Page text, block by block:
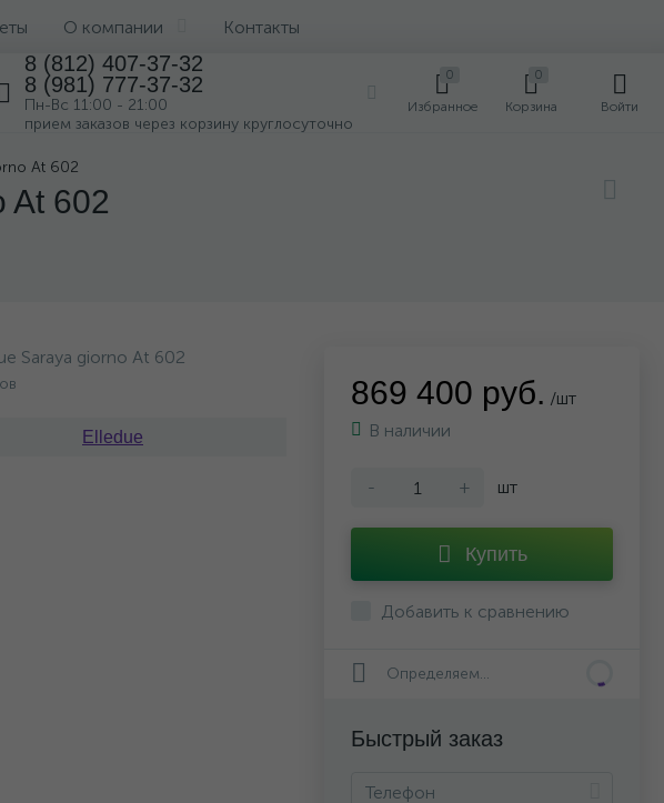
О компании Контакты
8 (812) 407-37-32
8 (981) 777-37-32
Пн-Вс 11:00 - 21:00
прием заказов через корзину круглосуточно
0
Избранное
0
Корзина Войти
At 602
At 602
Saraya giorno At 602
Elledue
869 400 руб. /шт
В наличии
- + шт
Купить
Добавить к сравнению
Определяем...
Быстрый заказ